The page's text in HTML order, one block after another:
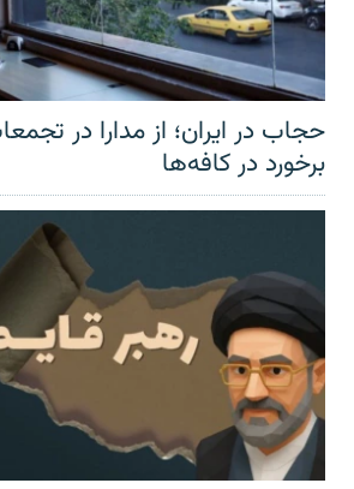
حجاب در ایران؛ از مدارا در
برخورد در کافه‌ها